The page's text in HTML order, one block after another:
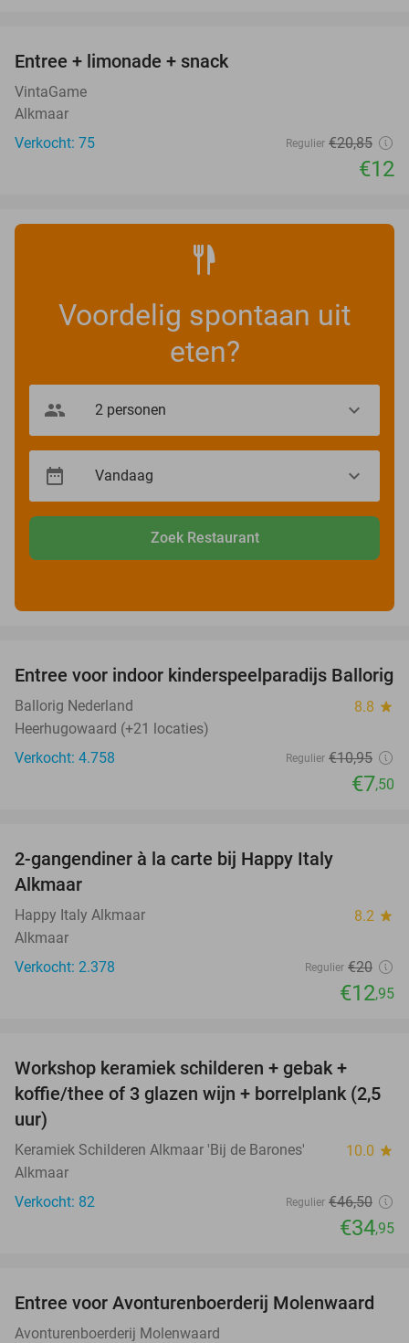
Entree + limonade + snack
VintaGame
Alkmaar
Verkocht: 75
Regulier €20,85
€12
Voordelig spontaan uit
eten?
Zoek Restaurant
32%
Entree voor indoor kinderspeelparadijs Ballorig
Ballorig Nederland 8.8 star
Heerhugowaard (+21 locaties)
Verkocht: 4.758
Regulier €10,95
€7,50
2-gangendiner à la carte bij Happy Italy
Alkmaar
Happy Italy Alkmaar 8.2 star
Alkmaar
Verkocht: 2.378
Regulier €20
€12,95
Workshop keramiek schilderen + gebak +
koffie/thee of 3 glazen wijn + borrelplank (2,5
uur)
Keramiek Schilderen Alkmaar 'Bij de Barones' 10.0 star
Alkmaar
Verkocht: 82
Regulier €46,50
€34,95
27%
Entree voor Avonturenboerderij Molenwaard
Avonturenboerderij Molenwaard